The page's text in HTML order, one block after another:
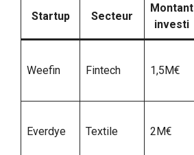
Startup Secteur
Montant
investi
Weefin Fintech 1,5M€
Everdye Textile 2M€